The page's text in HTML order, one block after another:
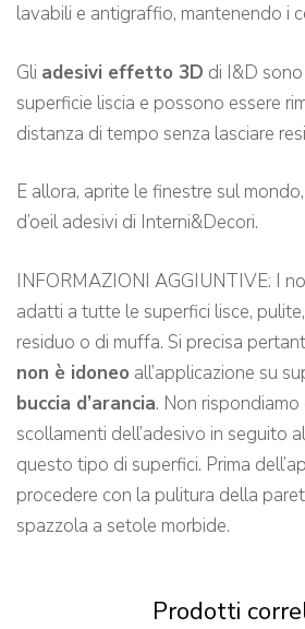
lavabili e antigraffio, mantenendo i
Gli adesivi effetto 3D di I&D
superficie liscia e possono essere
distanza di tempo senza lasciare
E allora, aprite le finestre sul
d’oeil adesivi di Interni&Decori.
INFORMAZIONI AGGIUNTIVE: I
adatti a tutte le superfici lisce,
residuo o di muffa. Si precisa
non è idoneo all’applicazione su
buccia d’arancia. Non
scollamenti dell’adesivo in seguito
questo tipo di superfici. Prima
procedere con la pulitura della
spazzola a setole morbide.
Prodotti